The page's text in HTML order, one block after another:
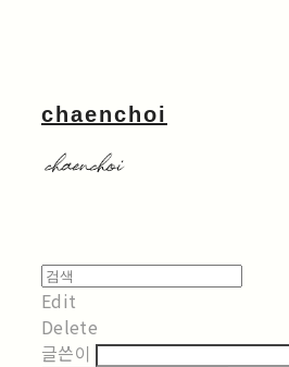
chaenchoi
Edit
Delete
글쓴이